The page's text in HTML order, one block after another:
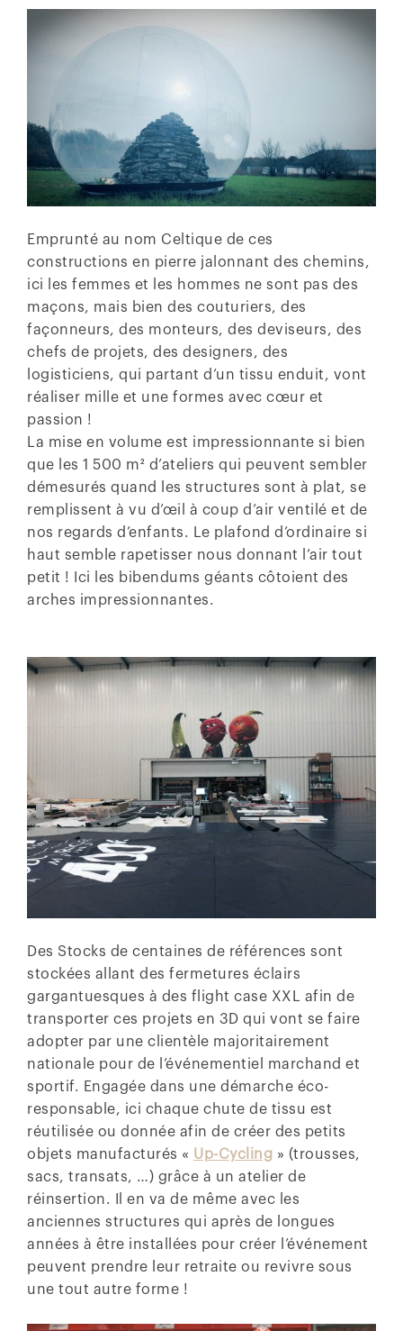
Emprunté au nom Celtique de ces
constructions en pierre jalonnant des chemins,
ici les femmes et les hommes ne sont pas des
maçons, mais bien des couturiers, des
façonneurs, des monteurs, des deviseurs, des
chefs de projets, des designers, des
logisticiens, qui partant d’un tissu enduit, vont
réaliser mille et une formes avec cœur et
passion !
La mise en volume est impressionnante si bien
que les 1 500 m² d’ateliers qui peuvent sembler
démesurés quand les structures sont à plat, se
remplissent à vu d’œil à coup d’air ventilé et de
nos regards d’enfants. Le plafond d’ordinaire si
haut semble rapetisser nous donnant l’air tout
petit ! Ici les bibendums géants côtoient des
arches impressionnantes.
Des Stocks de centaines de références sont
stockées allant des fermetures éclairs
gargantuesques à des flight case XXL afin de
transporter ces projets en 3D qui vont se faire
adopter par une clientèle majoritairement
nationale pour de l’événementiel marchand et
sportif. Engagée dans une démarche éco-
responsable, ici chaque chute de tissu est
réutilisée ou donnée afin de créer des petits
objets manufacturés « Up-Cycling » (trousses,
sacs, transats, …) grâce à un atelier de
réinsertion. Il en va de même avec les
anciennes structures qui après de longues
années à être installées pour créer l’événement
peuvent prendre leur retraite ou revivre sous
une tout autre forme !